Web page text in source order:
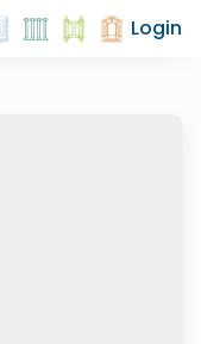
Login